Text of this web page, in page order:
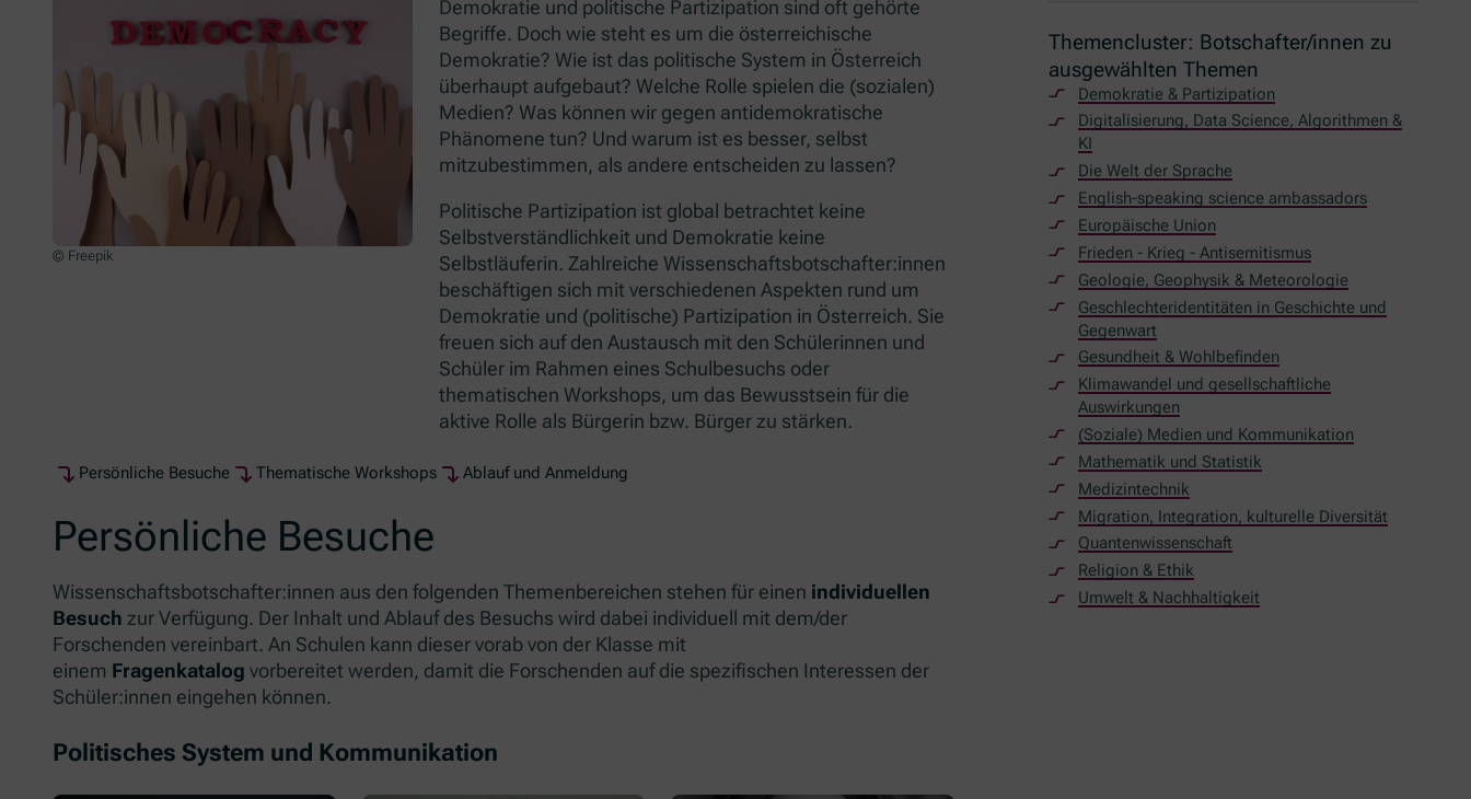
© Freepik
Demokratie und politische Partizipation sind oft gehörte
Begriffe. Doch wie steht es um die österreichische
Demokratie? Wie ist das politische System in Österreich
überhaupt aufgebaut? Welche Rolle spielen die (sozialen)
Medien? Was können wir gegen antidemokratische
Phänomene tun? Und warum ist es besser, selbst
mitzubestimmen, als andere entscheiden zu lassen?
Politische Partizipation ist global betrachtet keine
Selbstverständlichkeit und Demokratie keine
Selbstläuferin. Zahlreiche Wissenschaftsbotschafter:innen
beschäftigen sich mit verschiedenen Aspekten rund um
Demokratie und (politische) Partizipation in Österreich. Sie
freuen sich auf den Austausch mit den Schülerinnen und
Schüler im Rahmen eines Schulbesuchs oder
thematischen Workshops, um das Bewusstsein für die
aktive Rolle als Bürgerin bzw. Bürger zu stärken.
Persönliche Besuche Thematische Workshops Ablauf und Anmeldung
Persönliche Besuche
Wissenschaftsbotschafter:innen aus den folgenden Themenbereichen stehen für einen individuellen
Besuch zur Verfügung. Der Inhalt und Ablauf des Besuchs wird dabei individuell mit dem/der
Forschenden vereinbart. An Schulen kann dieser vorab von der Klasse mit
einem Fragenkatalog vorbereitet werden, damit die Forschenden auf die spezifischen Interessen der
Schüler:innen eingehen können.
Politisches System und Kommunikation
Themencluster: Botschafter/innen zu
ausgewählten Themen
Demokratie & Partizipation
Digitalisierung, Data Science, Algorithmen &
KI
Die Welt der Sprache
English-speaking science ambassadors
Europäische Union
Frieden - Krieg - Antisemitismus
Geologie, Geophysik & Meteorologie
Geschlechteridentitäten in Geschichte und
Gegenwart
Gesundheit & Wohlbefinden
Klimawandel und gesellschaftliche
Auswirkungen
(Soziale) Medien und Kommunikation
Mathematik und Statistik
Medizintechnik
Migration, Integration, kulturelle Diversität
Quantenwissenschaft
Religion & Ethik
Umwelt & Nachhaltigkeit